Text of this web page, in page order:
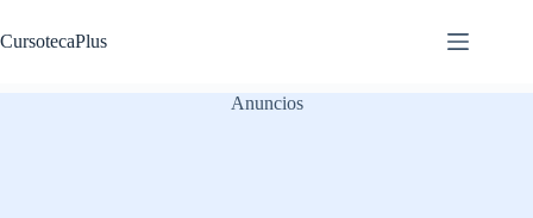
al
contenido
CursotecaPlus
Anuncios